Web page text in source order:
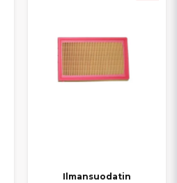
Ilmansuodatin